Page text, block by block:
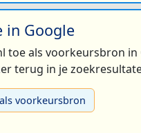
in Google
toe als voorkeursbron in
terug in je
voorkeursbron